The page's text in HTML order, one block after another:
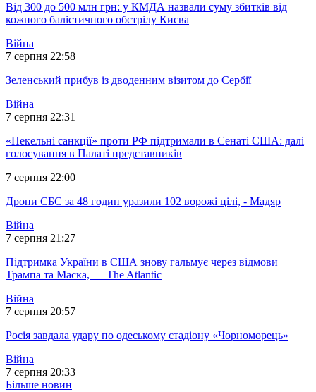
Від 300 до 500 млн грн: у КМДА назвали суму збитків від
кожного балістичного обстрілу Києва
Війна
7 серпня 22:58
Зеленський прибув із дводенним візитом до Сербії
Війна
7 серпня 22:31
«Пекельні санкції» проти РФ підтримали в Сенаті США: далі
голосування в Палаті представників
7 серпня 22:00
Дрони СБС за 48 годин уразили 102 ворожі цілі, - Мадяр
Війна
7 серпня 21:27
Підтримка України в США знову гальмує через відмови
Трампа та Маска, — The Atlantic
Війна
7 серпня 20:57
Росія завдала удару по одеському стадіону «Чорноморець»
Війна
7 серпня 20:33
Більше новин